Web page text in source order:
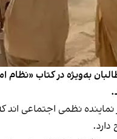
به‌ویژه در کتاب «نظام
نماینده نظمی اجتماعی